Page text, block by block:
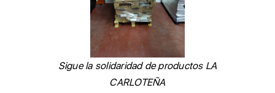
Sigue la solidaridad de productos LA
CARLOTEÑA